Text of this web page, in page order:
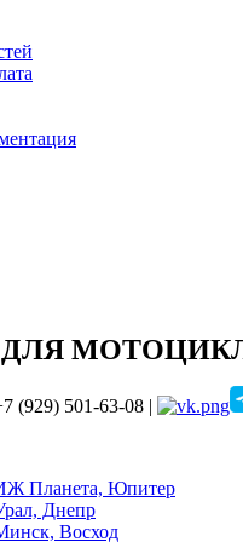
(929) 501-63-08 |
Планета, Юпитер
Днепр
Восход